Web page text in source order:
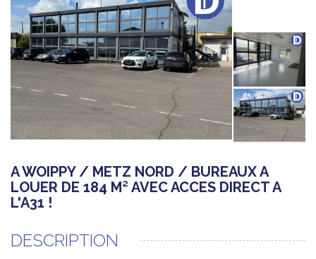
A WOIPPY / METZ NORD / BUREAUX A
LOUER DE 184 M² AVEC ACCES DIRECT A
L'A31 !
DESCRIPTION